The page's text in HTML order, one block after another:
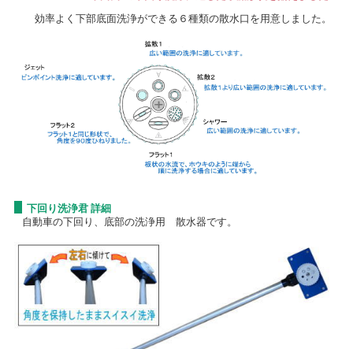
効率よく下部底面洗浄ができる６種類の散水口を用意しました。
下回り洗浄君 詳細
自動車の下回り、底部の洗浄用 散水器です。